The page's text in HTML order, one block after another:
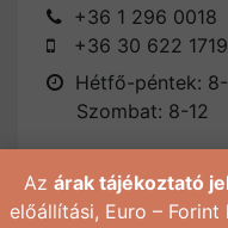
Az árak tájékoztató
előállítási, Euro –
+36 1 296 0018
+36 30 622 1719
Hétfő-péntek: 8-
Szombat: 8-12